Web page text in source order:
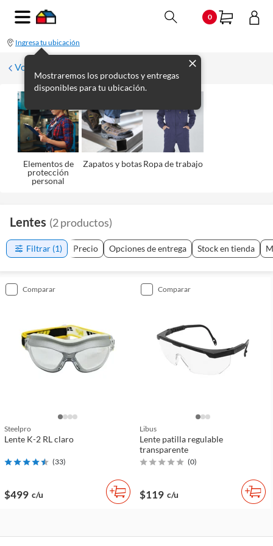
0
Ingresa tu ubicación
Mostraremos los productos y entregas
disponibles para tu ubicación.
Volver a Seguridad
Elementos de
protección
personal
Zapatos y botas Ropa de trabajo
Lentes (2productos)
Filtrar (1) Precio Opciones de entrega Stock en tienda
comparar
Steelpro
Lente K-2 RL claro
(33)
$499 c/u
comparar
Libus
Lente patilla regulable
transparente
(0)
$119 c/u